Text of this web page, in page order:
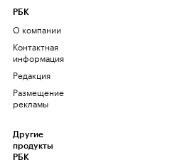
РБК
О компании
Контактная
информация
Редакция
Размещение
рекламы
Другие
продукты
РБК